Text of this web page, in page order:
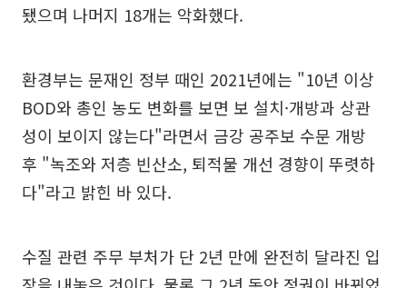
됐으며 나머지 18개는 악화했다.
환경부는 문재인 정부 때인 2021년에는 "10년 이상
BOD와 총인 농도 변화를 보면 보 설치·개방과 상관
성이 보이지 않는다"라면서 금강 공주보 수문 개방
후 "녹조와 저층 빈산소, 퇴적물 개선 경향이 뚜렷하
다"라고 밝힌 바 있다.
수질 관련 주무 부처가 단 2년 만에 완전히 달라진 입